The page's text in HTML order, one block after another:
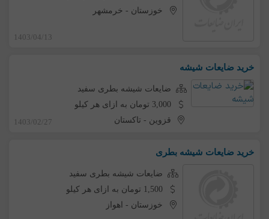
خوزستان - خرمشهر
1403/04/13
خرید ضایعات شیشه
ضایعات شیشه بطری سفید
3,000 تومان به ازای هر کیلو
قزوین -تاکستان 1403/02/27
خرید ضایعات شیشه بطری
ضایعات شیشه بطری سفید
1,500 تومان به ازای هر کیلو
خوزستان - اهواز